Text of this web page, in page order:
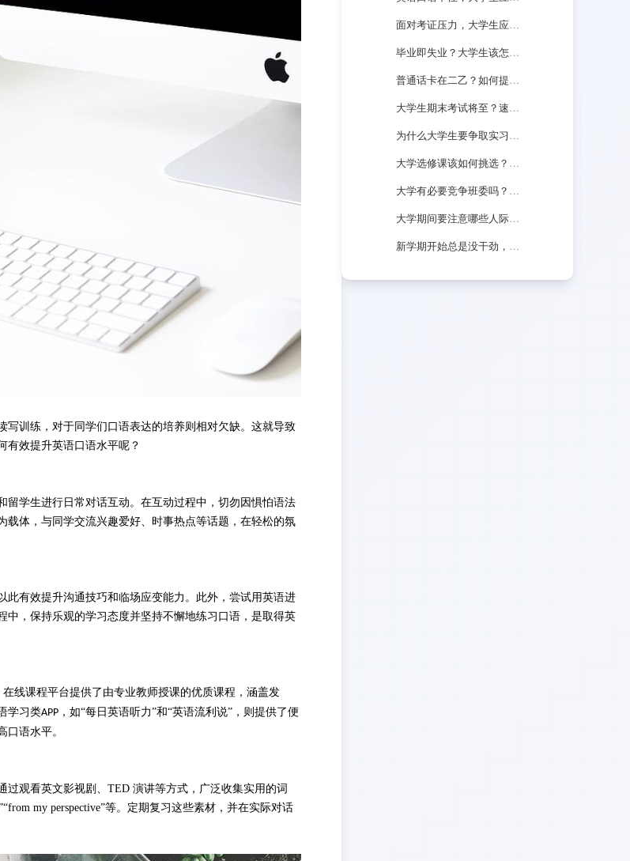
训练，对于同学们口语表达的培养则相对欠缺。这就导致
有效提升英语口语水平呢？
留学生进行日常对话互动。在互动过程中，切勿因惧怕语法
体，与同学交流兴趣爱好、时事热点等话题，在轻松的氛
此有效提升沟通技巧和临场应变能力。此外，尝试用英语进
，保持乐观的学习态度并坚持不懈地练习口语，是取得英
线课程平台提供了由专业教师授课的优质课程，涵盖发
学习类APP ，如“每日英语听力”和“英语流利说”，则提供了便
语水平。
观看英文影视剧、 TED 演讲等方式，广泛收集实用的词
my perspective”等。定期复习这些素材，并在实际对话
面对考证压力，大学生应如何应对？
毕业即失业？大学生该怎样避免此困境？
普通话卡在二乙？如何提高普通话水平？
大学生期末考试将至？速览高效备考攻略！
为什么大学生要争取实习机会？有什么好处？
大学选修课该如何挑选？需要注意什么？
大学有必要竞争班委吗？有什么好处？
大学期间要注意哪些人际关系？如何协调处理？
新学期开始总是没干劲，如何缓解开学焦虑？